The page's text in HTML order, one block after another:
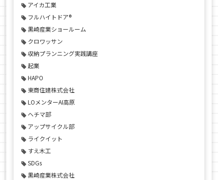
アイカ工業
フルハイトドア®
黒崎産業ショールーム
クロワッサン
収納プランニング実践講座
起業
HAPO
東商住建株式会社
LOメンターAI高原
ヘチマ部
アップサイクル部
ライクイット
すえ木工
SDGs
黒崎産業株式会社